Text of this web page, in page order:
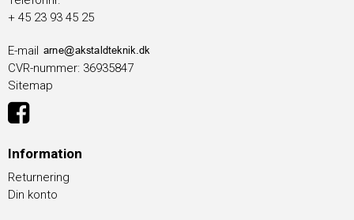
+ 45 23 93 45 25
E-mail
CVR-nummer: 36935847
Sitemap
Information
Returnering
Din konto